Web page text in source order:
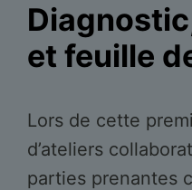
et feuille
Lors de cette
d’ateliers
parties prenantes